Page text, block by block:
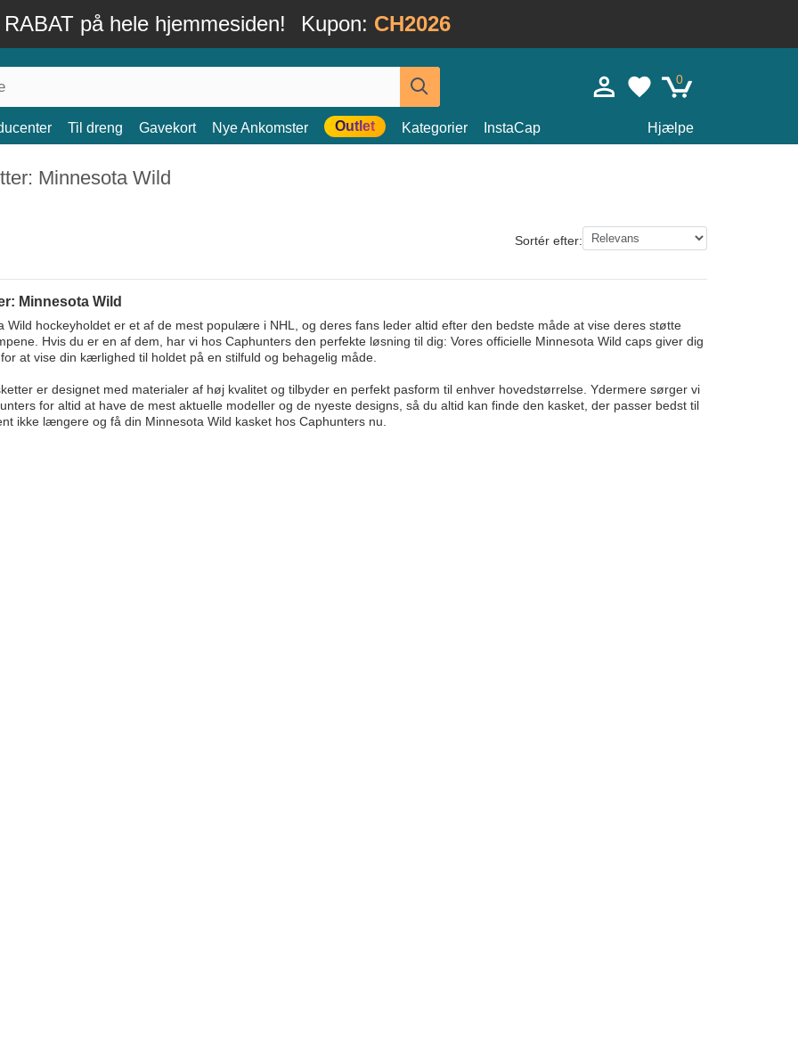
på hele hjemmesiden! Kupon: CH2026
0
Til dreng Gavekort Nye Ankomster Outlet Kategorier InstaCap Hjælpe
Minnesota Wild
Sortér efter:
Minnesota Wild
Wild hockeyholdet er et af de mest populære i NHL, og deres fans leder altid efter den bedste måde at vise deres støtte
Hvis du er en af dem, har vi hos Caphunters den perfekte løsning til dig: Vores officielle Minnesota Wild caps giver dig
at vise din kærlighed til holdet på en stilfuld og behagelig måde.
er designet med materialer af høj kvalitet og tilbyder en perfekt pasform til enhver hovedstørrelse. Ydermere sørger vi
for altid at have de mest aktuelle modeller og de nyeste designs, så du altid kan finde den kasket, der passer bedst til
ikke længere og få din Minnesota Wild kasket hos Caphunters nu.